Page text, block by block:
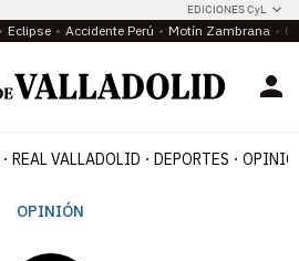
EDICIONES CyL
Eclipse Accidente Perú Motín Zambrana
REAL VALLADOLID DEPORTES
OPINIÓN